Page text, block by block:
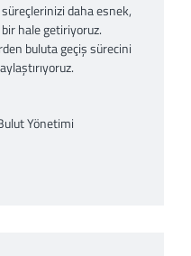
daha esnek,
hale getiriyoruz.
buluta geçiş sürecini
Yönetimi